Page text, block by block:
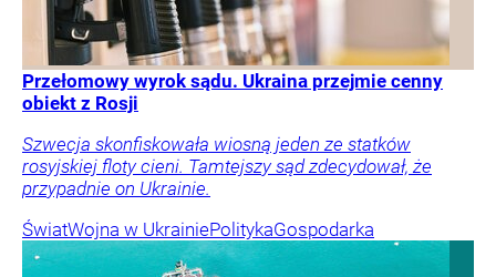
Przełomowy wyrok sądu. Ukraina przejmie cenny
obiekt z Rosji
Szwecja skonfiskowała wiosną jeden ze statków
rosyjskiej floty cieni. Tamtejszy sąd zdecydował, że
przypadnie on Ukrainie.
ŚwiatWojna w UkrainiePolitykaGospodarka